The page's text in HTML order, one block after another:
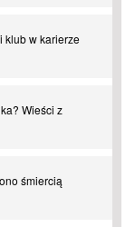
klub w karierze
Wieści z
śmiercią